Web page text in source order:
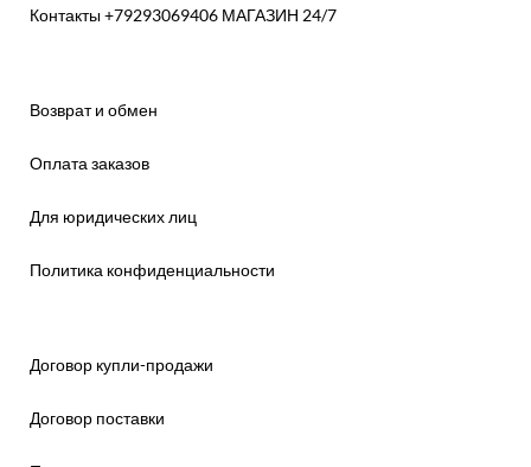
Контакты +79293069406 МАГАЗИН 24/7
Возврат и обмен
Оплата заказов
Для юридических лиц
Политика конфиденциальности
Договор купли-продажи
Договор поставки